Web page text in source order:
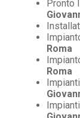
Pronto
Roma
Roma